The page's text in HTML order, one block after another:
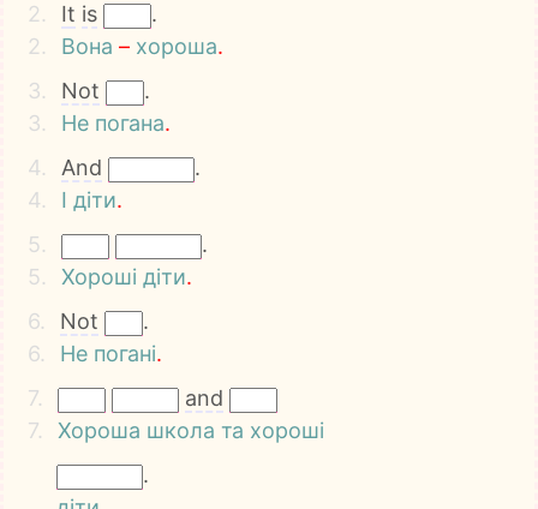
2.
It is
.
2.
Вона – хороша.
3.
Not
.
3.
Не погана.
4.
And
.
4.
І діти.
5.
.
5.
Хороші діти.
6.
Not
.
6.
Не погані.
7.
and
7.
Хороша школа та хороші
.